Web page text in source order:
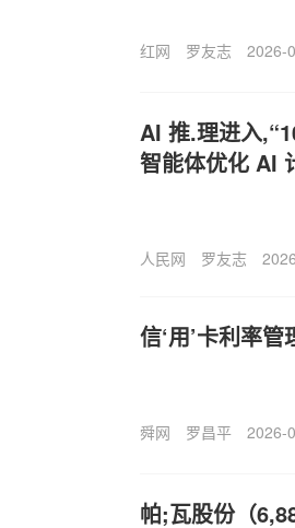
红网 罗友志 2026-
AI 推.理进入
智能体优化 AI
人民网 罗友志
信‘用’卡利率
舜网 罗昌平 2026-
帕;瓦股份（